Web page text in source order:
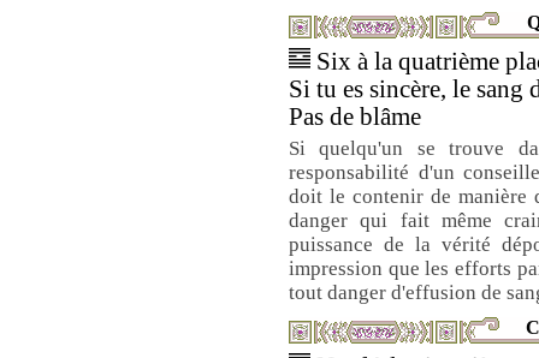
Six à la quatrième
Si tu es sincère, le sang
Pas de blâme
Si quelqu'un se trouve
responsabilité d'un
doit le contenir de
danger qui fait même
puissance de la vérité
impression que les efforts
tout danger d'effusion de